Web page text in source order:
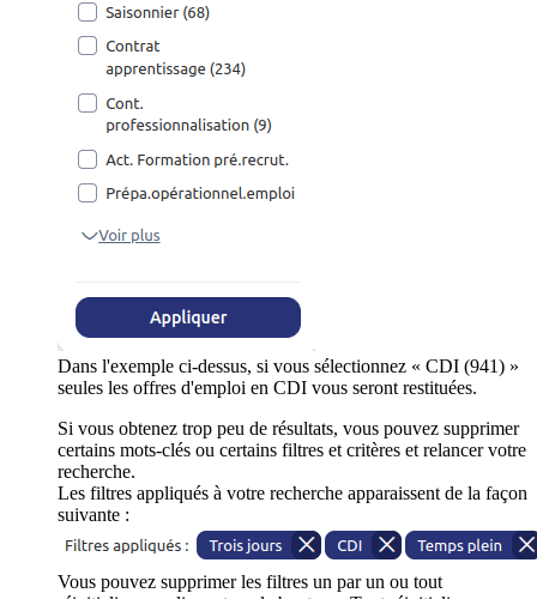
Dans l'exemple ci-dessus, si vous sélectionnez « CDI (941) »
seules les offres d'emploi en CDI vous seront restituées.
Si vous obtenez trop peu de résultats, vous pouvez supprimer
certains mots-clés ou certains filtres et critères et relancer votre
recherche.
Les filtres appliqués à votre recherche apparaissent de la façon
suivante :
Vous pouvez supprimer les filtres un par un ou tout